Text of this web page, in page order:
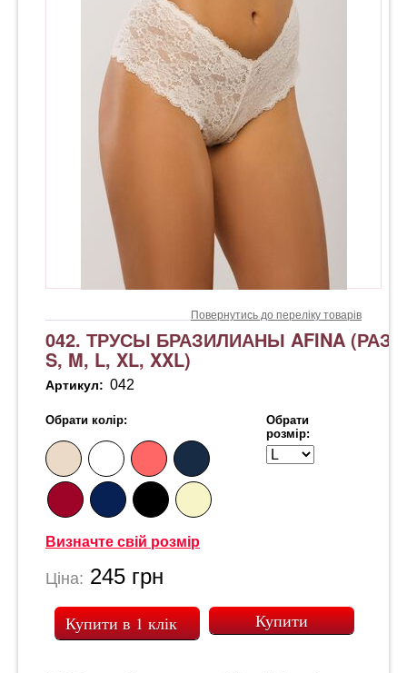
Повернутись до переліку товарів
042. ТРУСЫ БРАЗИЛИАНЫ AFINA
S, M, L, XL, XXL)
Артикул: 042
Обрати колір:
Обрати
розмір:
Визначте свій розмір
Ціна: 245 грн
Купити в 1 клік